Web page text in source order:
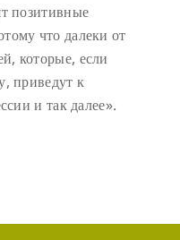
позитивные
что далеки от
которые, если
приведут к
и так далее».